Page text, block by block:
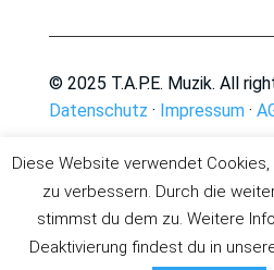
© 2025 T.A.P.E. Muzik. All
Datenschutz · Impressum·
Diese Website verwendet
zu verbessern. Durch die
stimmst du dem zu. Weitere
Deaktivierung findest du in
Deutsch